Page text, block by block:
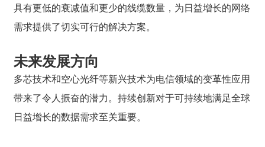
具有更低的衰减值和更少的线缆数量，为日益增长的网络
需求提供了切实可行的解决方案。
未来发展方向
多芯技术和空心光纤等新兴技术为电信领域的变革性应用
带来了令人振奋的潜力。持续创新对于可持续地满足全球
日益增长的数据需求至关重要。